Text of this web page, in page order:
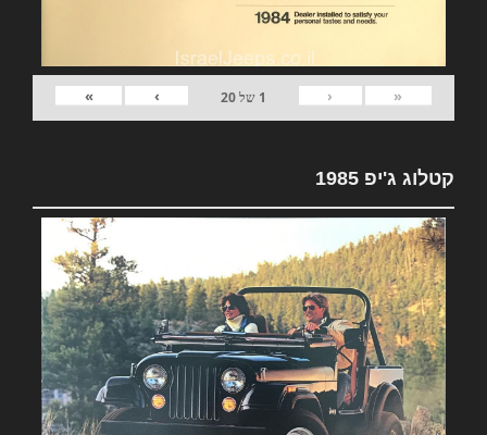
«
‹
1 של20
›
»
קטלוג ג'יפ 1985